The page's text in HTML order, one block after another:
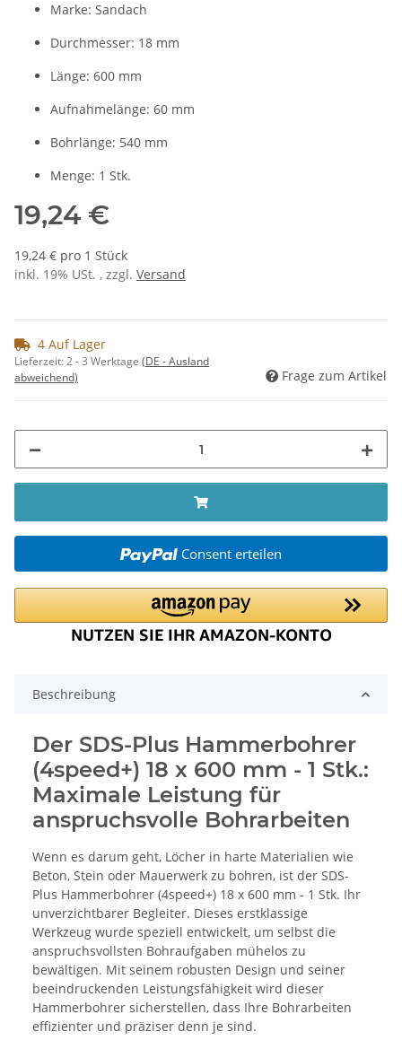
Marke: Sandach
Durchmesser: 18 mm
Länge: 600 mm
Aufnahmelänge: 60 mm
Bohrlänge: 540 mm
Menge: 1 Stk.
19,24 €
19,24 € pro 1 Stück
inkl. 19% USt. , zzgl. Versand
4 Auf Lager
Lieferzeit:2 - 3 Werktage (DE - Ausland
abweichend)
Frage zum Artikel
Consent erteilen
Beschreibung
Der SDS-Plus Hammerbohrer
(4speed+) 18 x 600 mm - 1 Stk.:
Maximale Leistung für
anspruchsvolle Bohrarbeiten
Wenn es darum geht, Löcher in harte Materialien wie
Beton, Stein oder Mauerwerk zu bohren, ist der SDS-
Plus Hammerbohrer (4speed+) 18 x 600 mm - 1 Stk. Ihr
unverzichtbarer Begleiter. Dieses erstklassige
Werkzeug wurde speziell entwickelt, um selbst die
anspruchsvollsten Bohraufgaben mühelos zu
bewältigen. Mit seinem robusten Design und seiner
beeindruckenden Leistungsfähigkeit wird dieser
Hammerbohrer sicherstellen, dass Ihre Bohrarbeiten
effizienter und präziser denn je sind.